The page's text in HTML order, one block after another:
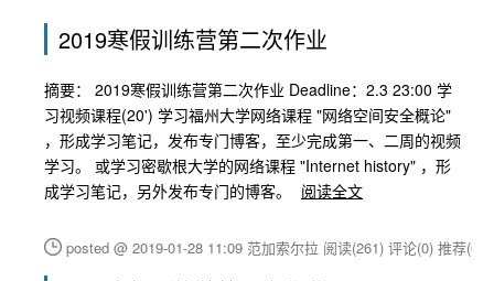
2019寒假训练营第二次作业
摘要： 2019寒假训练营第二次作业 Deadline：2.3 23:00 学
习视频课程(20') 学习福州大学网络课程 "网络空间安全概论"
，形成学习笔记，发布专门博客，至少完成第一、二周的视频
学习。 或学习密歇根大学的网络课程 "Internet history" ，形
成学习笔记，另外发布专门的博客。
阅读全文
posted @ 2019-01-28 11:09 范加索尔拉 阅读(261) 评论(0) 推荐(0)